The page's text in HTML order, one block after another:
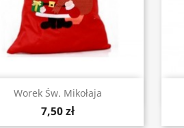
Worek Św. Mikołaja
7,50 zł
Szybki podgląd